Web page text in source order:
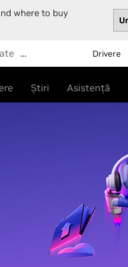
where to buy
… Drivere
Știri Asistență